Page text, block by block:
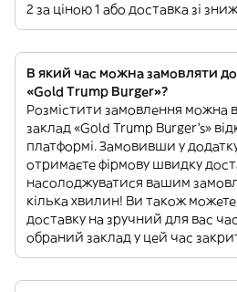
2 за ціною 1 або доставка зі
В який час можна замовляти
«Gold Trump Burger»?
Розмістити замовлення можна
заклад «Gold Trump Burger’s»
платформі. Замовивши у
отримаєте фірмову швидку
насолоджуватися вашим
кілька хвилин! Ви також
доставку на зручний для вас
обраний заклад у цей час